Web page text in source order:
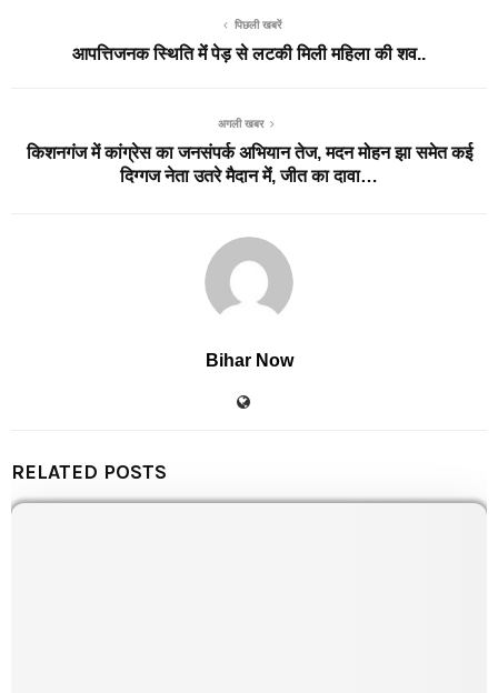
पिछली खबरें
आपत्तिजनक स्थिति मेंं पेड़ से लटकी मिली महिला की शव..
अगली खबर
किशनगंज में कांग्रेस का जनसंपर्क अभियान तेज, मदन मोहन झा समेत कई
दिग्गज नेता उतरे मैदान मेंं, जीत का दावा…
Bihar Now
RELATED POSTS